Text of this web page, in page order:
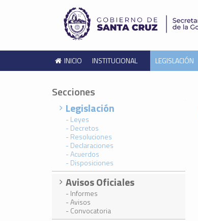
INICIO INSTITUCIONAL LEGISLACIÓN
Secciones
Legislación
- Leyes
- Decretos
- Resoluciones
- Declaraciones
- Acuerdos
- Disposiciones
Avisos Oficiales
- Informes
- Avisos
- Convocatoria